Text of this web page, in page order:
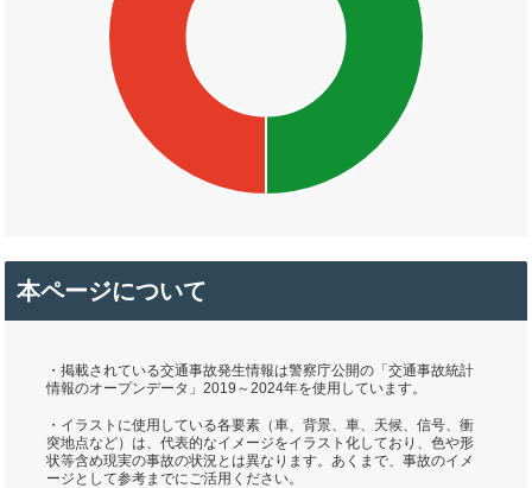
本ページについて
・掲載されている交通事故発生情報は警察庁公開の「交通事故統計
情報のオープンデータ」2019～2024年を使用しています。
・イラストに使用している各要素（車、背景、車、天候、信号、衝
突地点など）は、代表的なイメージをイラスト化しており、色や形
状等含め現実の事故の状況とは異なります。あくまで、事故のイメ
ージとして参考までにご活用ください。